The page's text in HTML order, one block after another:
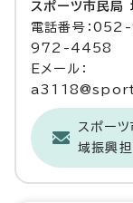
スポーツ市民局
電話番号：
972-4458
Eメール：
スポー
域振興